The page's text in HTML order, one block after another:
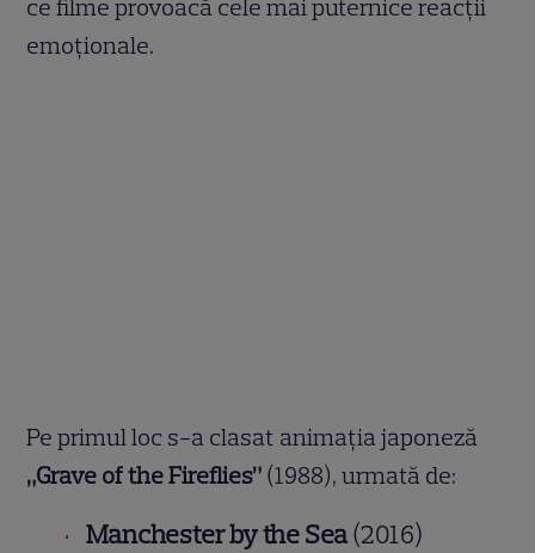
ce filme provoacă cele mai puternice reacții
emoționale.
Pe primul loc s-a clasat animația japoneză
„Grave of the Fireflies” (1988), urmată de:
Manchester by the Sea(2016)